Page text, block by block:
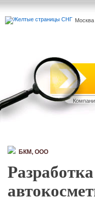
Москва
Компа
БКМ, ООО